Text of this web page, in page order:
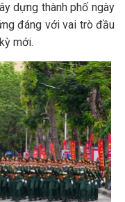
dựng thành phố ngày
đáng với vai trò đầu
mới.